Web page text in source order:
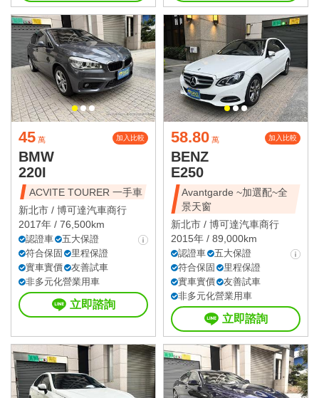
45 萬 加入比較
BMW
220I
ACVITE TOURER 一手車
新北市 / 博可達汽車商行
2017年 / 76,500km
認證車
五大保證
符合保固
里程保證
實車實價
友善試車
非多元化營業用車
立即諮詢
58.80 萬 加入比較
BENZ
E250
Avantgarde ~加選配~全
景天窗
新北市 / 博可達汽車商行
2015年 / 89,000km
認證車
五大保證
符合保固
里程保證
實車實價
友善試車
非多元化營業用車
立即諮詢